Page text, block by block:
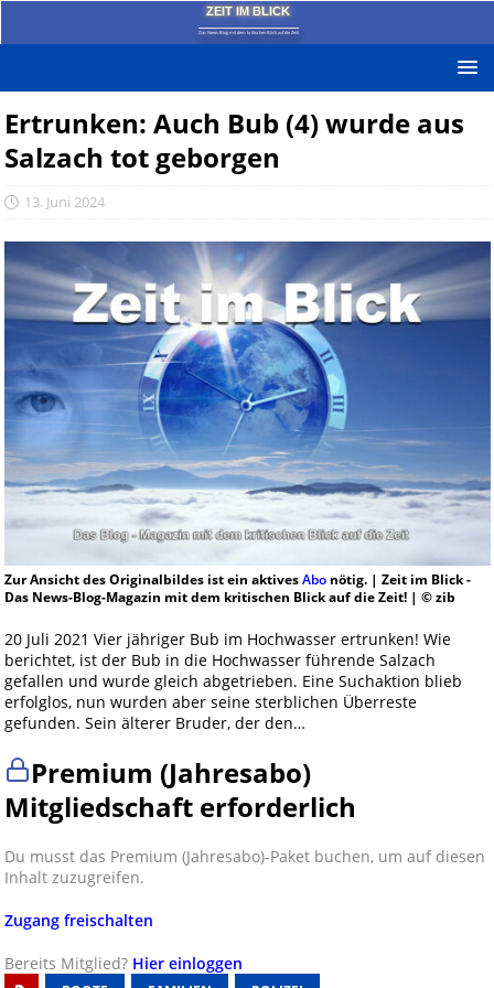
ZEIT IM BLICK
Das News-Blog mit dem kritischen Blick auf die Zeit!
Ertrunken: Auch Bub (4) wurde aus
Salzach tot geborgen
13. Juni 2024
Zur Ansicht des Originalbildes ist ein aktivesAbonötig. | Zeit im Blick -
Das News-Blog-Magazin mit dem kritischen Blick auf die Zeit! | © zib
20 Juli 2021 Vier jähriger Bub im Hochwasser ertrunken! Wie
berichtet, ist der Bub in die Hochwasser führende Salzach
gefallen und wurde gleich abgetrieben. Eine Suchaktion blieb
erfolglos, nun wurden aber seine sterblichen Überreste
gefunden. Sein älterer Bruder, der den…
Premium (Jahresabo)
Mitgliedschaft erforderlich
Du musst das Premium (Jahresabo)-Paket buchen, um auf diesen
Inhalt zuzugreifen.
Zugang freischalten
Bereits Mitglied? Hier einloggen